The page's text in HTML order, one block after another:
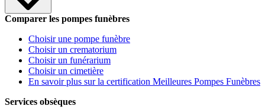
Comparer les pompes funèbres
Choisir une pompe funèbre
Choisir un crematorium
Choisir un funérarium
Choisir un cimetière
En savoir plus sur la certification Meilleures Pompes Funèbres
Services obsèques